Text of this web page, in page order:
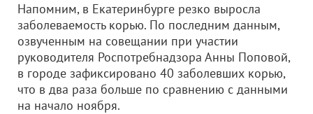
Напомним, в Екатеринбурге резко выросла
заболеваемость корью. По последним данным,
озвученным на совещании при участии
руководителя Роспотребнадзора Анны Поповой,
в городе зафиксировано 40 заболевших корью,
что в два раза больше по сравнению с данными
на начало ноября.